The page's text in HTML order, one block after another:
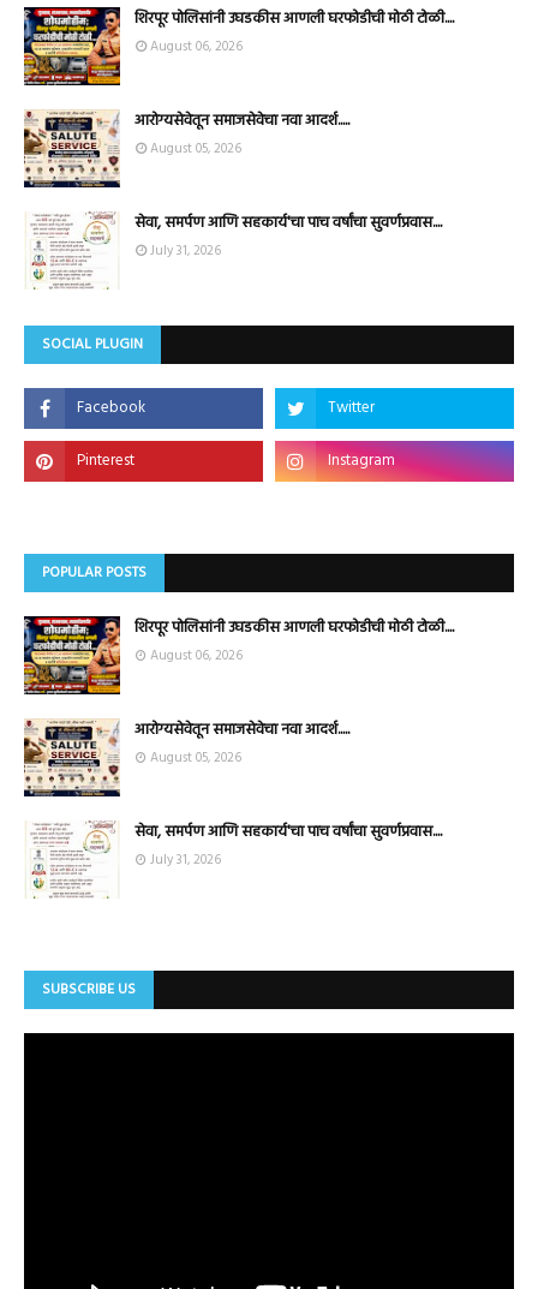
शिरपूर पोलिसांनी उघडकीस आणली घरफोडीची मोठी टोळी....
August 06, 2026
आरोग्यसेवेतून समाजसेवेचा नवा आदर्श.....
August 05, 2026
सेवा, समर्पण आणि सहकार्य'चा पाच वर्षांचा सुवर्णप्रवास....
July 31, 2026
SOCIAL PLUGIN
POPULAR POSTS
शिरपूर पोलिसांनी उघडकीस आणली घरफोडीची मोठी टोळी....
August 06, 2026
आरोग्यसेवेतून समाजसेवेचा नवा आदर्श.....
August 05, 2026
सेवा, समर्पण आणि सहकार्य'चा पाच वर्षांचा सुवर्णप्रवास....
July 31, 2026
SUBSCRIBE US